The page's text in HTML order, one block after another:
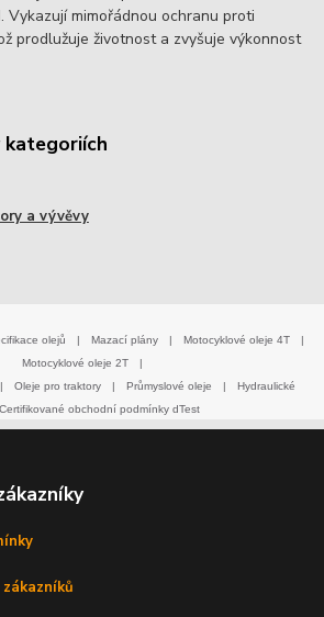
Vykazují mimořádnou ochranu proti
prodlužuje životnost a zvyšuje výkonnost
kategoriích
a vývěvy
olejů | Mazací plány | Motocyklové oleje 4T
|
Motocyklové oleje 2T
|
| Oleje pro traktory | Průmyslové oleje |
Hydraulické
Certifikované obchodní podmínky dTest